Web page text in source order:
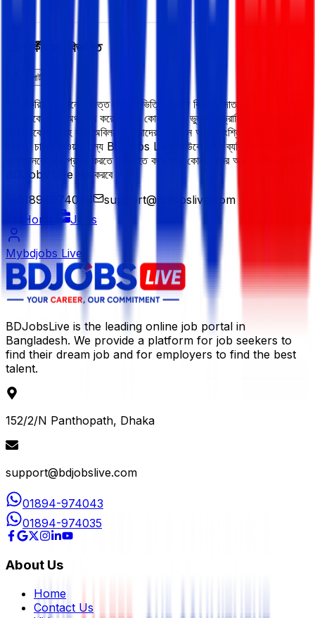
সতর্কীকরণ-বিজ্ঞপ্তি
রিপোর্ট
এই চাকরির বিজ্ঞাপনে প্রদত্ত তথ্যের ভিত্তিতে যদি বিজ্ঞাপন দাতা প্রতিষ্ঠান আপনার
কাছ থেকে কোন অর্থ দাবি করে, অথবা কোন ধরনের ভুল বা বিভ্রান্তিকর তথ্য প্রদান
করে, তবে অনুগ্রহ করে অবিলম্বে আমাদেরকে জানান অথবা সংশ্লিষ্ট জবটি রিপোর্ট
করুন। চাকরি পাওয়ার জন্য BDJobs Live কাউকে কোন ব্যক্তিগত বা
প্রতিষ্ঠানকে অর্থ প্রদান করতে উৎসাহিত করে না। কোন ধরনের অর্থ লেনদেনের দায়
BDJobs Live বহন করবে না।
01894974043
support@bdjobslive.com
Home
Jobs
Mybdjobs Live
BDJobsLive is the leading online job portal in
Bangladesh. We provide a platform for job seekers to
find their dream job and for employers to find the best
talent.
152/2/N Panthopath, Dhaka
support@bdjobslive.com
01894-974043
01894-974035
About Us
Home
Contact Us